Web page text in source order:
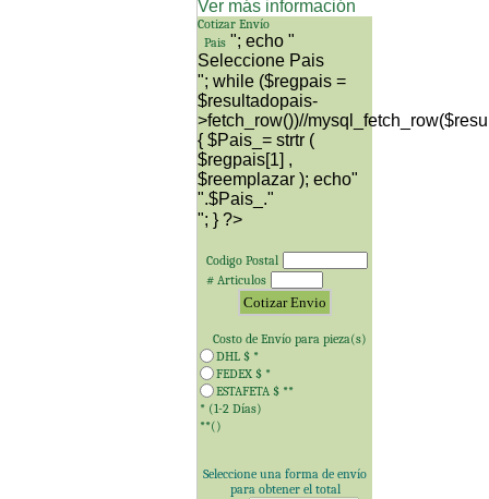
Ver más información
Cotizar Envío
Pais "; echo "
"; while ($regpais =
$resultadopais-
>fetch_row())//
{ $Pais_= strtr (
$regpais[1] ,
$reemplazar ); echo"
"; } ?>
Codigo Postal
# Articulos
Costo de Envío para pieza(s)
DHL $ *
FEDEX $ *
ESTAFETA $ **
* (1-2 Días)
**()
Seleccione una forma de envío
para obtener el total